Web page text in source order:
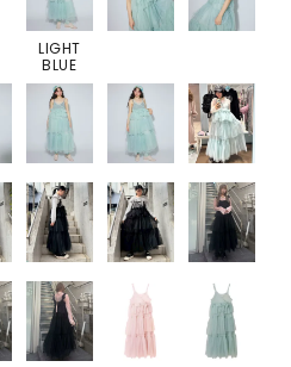
LIGHT
BLUE